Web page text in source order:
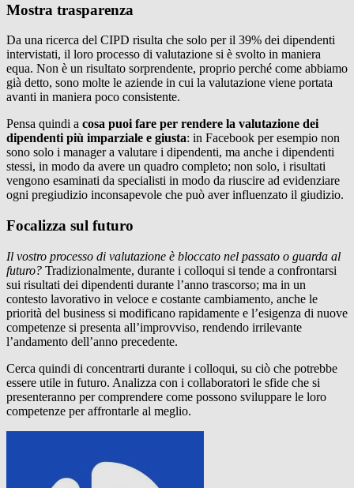
Mostra trasparenza
Da una ricerca del CIPD risulta che solo per il 39% dei dipendenti
intervistati, il loro processo di valutazione si è svolto in maniera
equa. Non è un risultato sorprendente, proprio perché come abbiamo
già detto, sono molte le aziende in cui la valutazione viene portata
avanti in maniera poco consistente.
Pensa quindi a cosa puoi fare per rendere la valutazione dei
dipendenti più imparziale e giusta: in Facebook per esempio non
sono solo i manager a valutare i dipendenti, ma anche i dipendenti
stessi, in modo da avere un quadro completo; non solo, i risultati
vengono esaminati da specialisti in modo da riuscire ad evidenziare
ogni pregiudizio inconsapevole che può aver influenzato il giudizio.
Focalizza sul futuro
Il vostro processo di valutazione è bloccato nel passato o guarda al
futuro? Tradizionalmente, durante i colloqui si tende a confrontarsi
sui risultati dei dipendenti durante l’anno trascorso; ma in un
contesto lavorativo in veloce e costante cambiamento, anche le
priorità del business si modificano rapidamente e l’esigenza di nuove
competenze si presenta all’improvviso, rendendo irrilevante
l’andamento dell’anno precedente.
Cerca quindi di concentrarti durante i colloqui, su ciò che potrebbe
essere utile in futuro. Analizza con i collaboratori le sfide che si
presenteranno per comprendere come possono sviluppare le loro
competenze per affrontarle al meglio.